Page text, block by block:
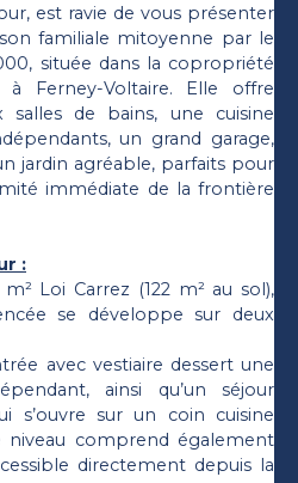
est ravie de vous présenter
familiale mitoyenne par le
située dans la copropriété
à Ferney-Voltaire. Elle offre
salles de bains, une cuisine
un grand garage,
jardin agréable, parfaits pour
immédiate de la frontière
:
m² Loi Carrez (122 m² au sol),
se développe sur deux
avec vestiaire dessert une
ainsi qu’un séjour
s’ouvre sur un coin cuisine
niveau comprend également
directement depuis la